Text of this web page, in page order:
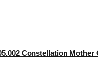
Constellation Mother